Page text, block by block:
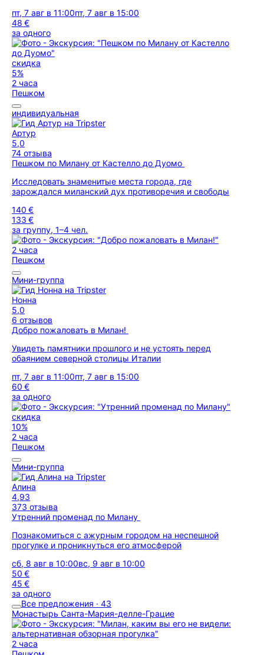
пт, 7 авг в 11:00пт, 7 авг в 15:00
48 €
за одного
скидка
5%
2 часа
Пешком
индивидуальная
Артур
5,0
74 отзыва
Пешком по Милану от Кастелло до Дуомо
Исследовать знаменитые места города, где
зарождался миланский дух противоречия и свободы
140 €
133 €
за группу, 1–4 чел.
2 часа
Пешком
Мини-группа
Нонна
5,0
6 отзывов
Добро пожаловать в Милан!
Увидеть памятники прошлого и не устоять перед
обаянием северной столицы Италии
пт, 7 авг в 11:00пт, 7 авг в 15:00
60 €
за одного
скидка
10%
2 часа
Пешком
Мини-группа
Алина
4,93
373 отзыва
Утренний променад по Милану
Познакомиться с ажурным городом на неспешной
прогулке и проникнуться его атмосферой
сб, 8 авг в 10:00вс, 9 авг в 10:00
50 €
45 €
за одного
Все предложения · 43
Монастырь Санта-Мария-делле-Грацие
2 часа